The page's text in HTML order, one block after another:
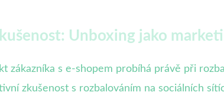
Unboxing jako
zákazníka s e-shopem probíhá právě při
zkušenost s rozbalováním na sociálních